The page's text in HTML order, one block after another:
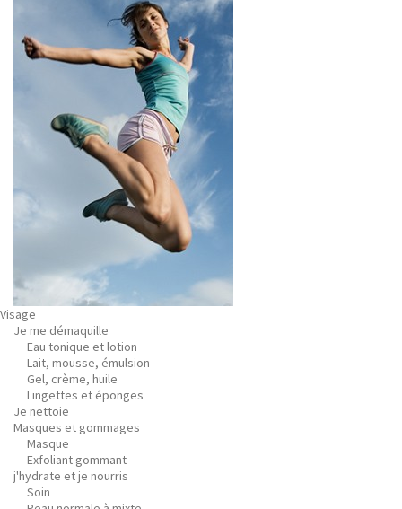
Visage
Je me démaquille
Eau tonique et lotion
Lait, mousse, émulsion
Gel, crème, huile
Lingettes et éponges
Je nettoie
Masques et gommages
Masque
Exfoliant gommant
j'hydrate et je nourris
Soin